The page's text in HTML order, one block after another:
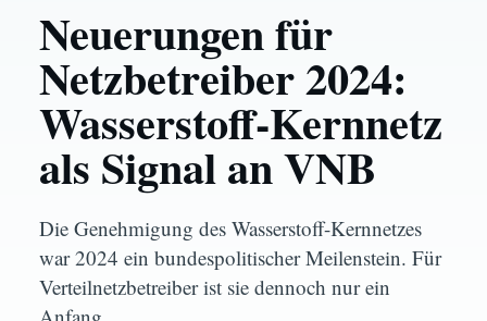
Neuerungen für
Netzbetreiber 2024:
Wasserstoff-Kernnetz
als Signal an VNB
Die Genehmigung des Wasserstoff-Kernnetzes
war 2024 ein bundespolitischer Meilenstein. Für
Verteilnetzbetreiber ist sie dennoch nur ein
GAS/WASSER VNB
Neuerungen für Netzbetreiber 2024:
Wasserstoff-Kernnetz als Signal an VNB